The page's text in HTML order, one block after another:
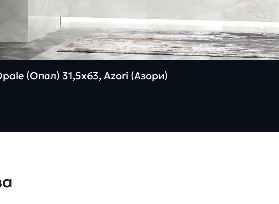
(Опал) 31,5х63, Azori (Азори)